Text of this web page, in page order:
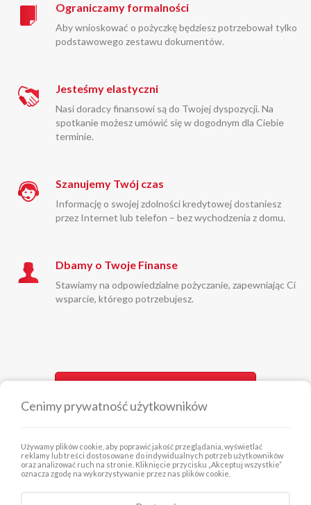
Cenimy prywatność użytkowników
Używamy plików cookie, aby poprawić jakość przeglądania, wyświetlać
reklamy lub treści dostosowane do indywidualnych potrzeb użytkowników
oraz analizować ruch na stronie. Kliknięcie przycisku „Akceptuj wszystkie”
oznacza zgodę na wykorzystywanie przez nas plików cookie.
Ograniczamy formalności
Aby wnioskować o pożyczkę będziesz potrzebował tylko
podstawowego zestawu dokumentów.
Jesteśmy elastyczni
Nasi doradcy finansowi są do Twojej dyspozycji. Na
spotkanie możesz umówić się w dogodnym dla Ciebie
terminie.
Szanujemy Twój czas
Informację o swojej zdolności kredytowej dostaniesz
przez Internet lub telefon – bez wychodzenia z domu.
Dbamy o Twoje Finanse
Stawiamy na odpowiedzialne pożyczanie, zapewniając Ci
wsparcie, którego potrzebujesz.
MEDIA